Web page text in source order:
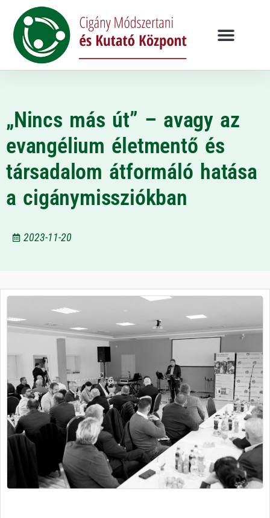
„Nincs más út” – avagy az
evangélium életmentő és
társadalom átformáló hatása
a cigánymissziókban
2023-11-20